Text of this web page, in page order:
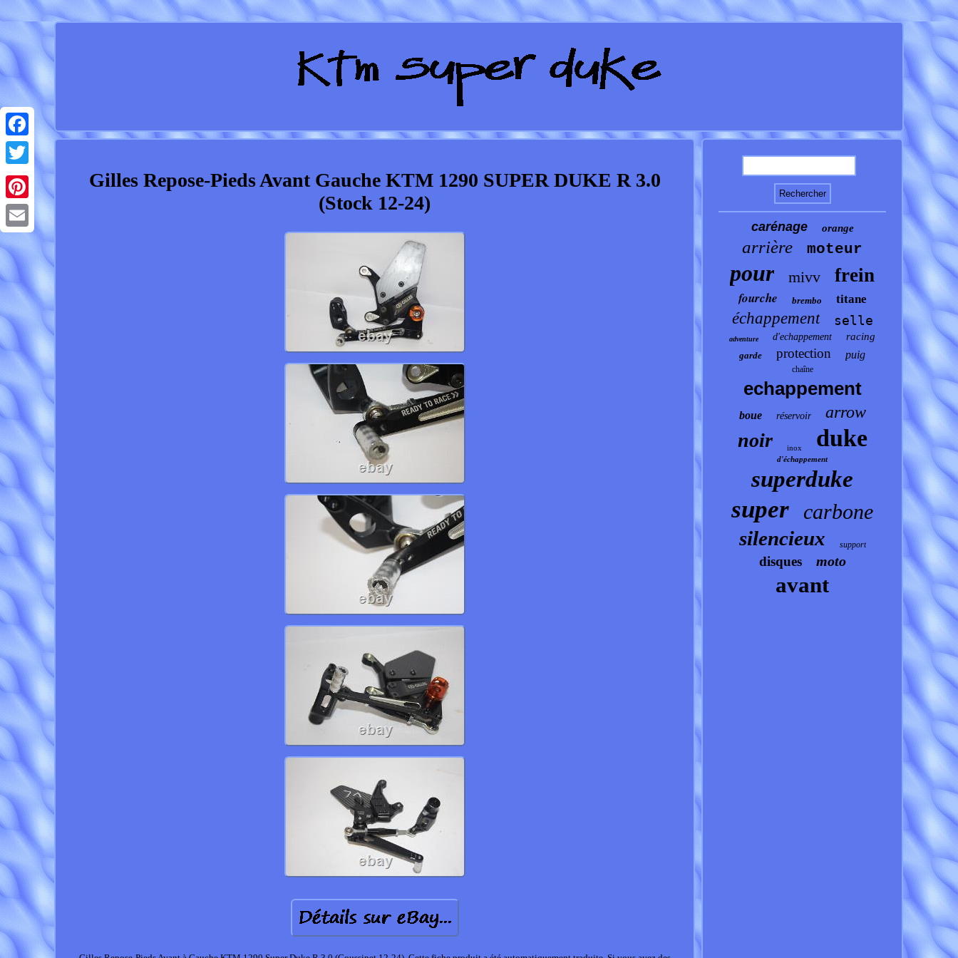
Facebook
Twitter
Pinterest
Email
Gilles Repose-Pieds Avant Gauche KTM 1290 SUPER DUKE R 3.0
(Stock 12-24)
carénage orange
arrière moteur
pour mivv frein
fourche brembo titane
échappement selle
adventure d'echappement racing
garde protection puig
chaîne
echappement
boue réservoir arrow
noir inox duke
d'échappement
superduke
super carbone
silencieux support
disques moto
avant